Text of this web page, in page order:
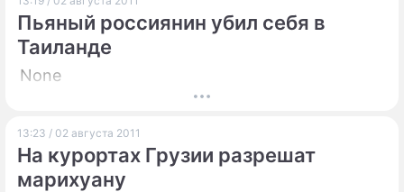
Пьяный россиянин убил себя в
Таиланде
None
13:23 / 02 августа 2011
На курортах Грузии разрешат
марихуану